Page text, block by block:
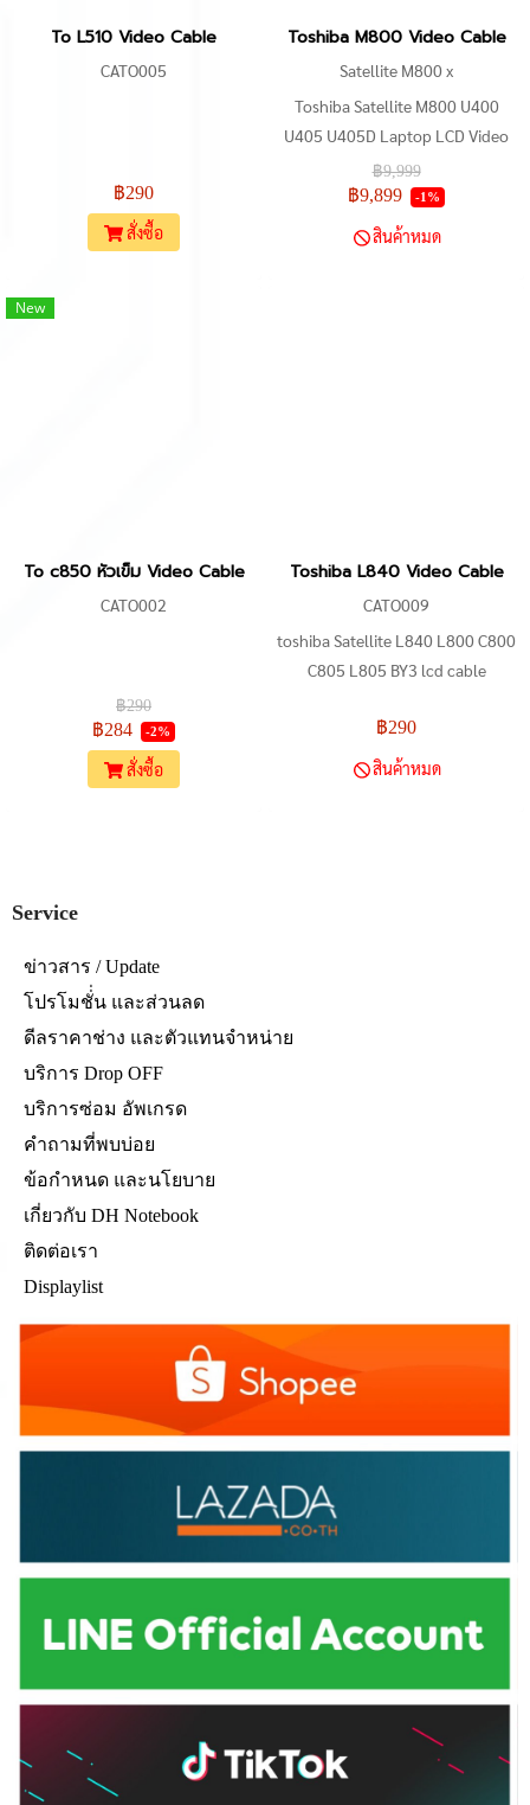
To L510 Video Cable
CATO005
฿290
สั่งซื้อ
Toshiba M800 Video Cable
Satellite M800 x
Toshiba Satellite M800 U400
U405 U405D Laptop LCD Video
Screen Cable DD0BU2LC000
฿9,999
฿9,899 -1%
สินค้าหมด
New
To c850 หัวเข็ม Video Cable
CATO002
฿290
฿284 -2%
สั่งซื้อ
Toshiba L840 Video Cable
CATO009
toshiba Satellite L840 L800 C800
C805 L805 BY3 lcd cable
฿290
สินค้าหมด
Service
ข่าวสาร / Update
โปรโมชั่่น และส่วนลด
ดีลราคาช่าง และตัวแทนจำหน่าย
บริการ Drop OFF
บริการซ่อม อัพเกรด
คำถามที่พบบ่อย
ข้อกำหนด และนโยบาย
เกี่ยวกับ DH Notebook
ติดต่อเรา
Displaylist